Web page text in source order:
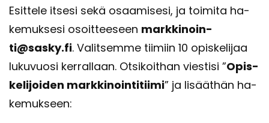
Esit­te­le it­se­si sekä osaa­mi­se­si, ja toi­mi­ta ha­
ke­muk­se­si osoit­tee­seen mark­ki­noin­
ti@sasky.fi. Va­lit­sem­me tii­miin 10 opis­ke­li­jaa
lu­ku­vuo­si ker­ral­laan. Ot­si­koit­han vies­ti­si ”Opis­
ke­li­joi­den mark­ki­noin­ti­tii­mi” ja li­säät­hän ha­
ke­muk­seen: